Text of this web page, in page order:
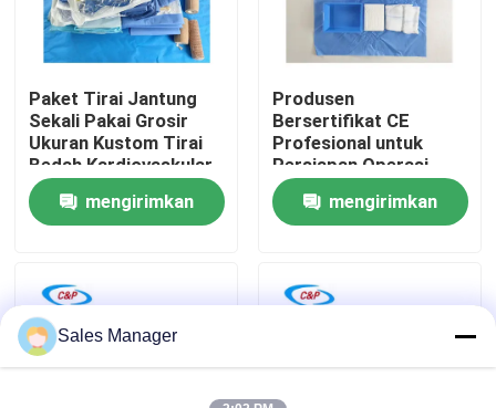
Tentang Kami
Tur Pabrik
Kontrol Kualitas
Berita
Paket Tirai Jantung
Sekali Pakai Grosir
Ukuran Kustom Tirai
Bedah Kardiovaskular
mengirimkan
Produsen
Bersertifikat CE
Profesional untuk
Persiapan Operasi
Perut Medis untuk
operasimengirimkan
Sales Manager